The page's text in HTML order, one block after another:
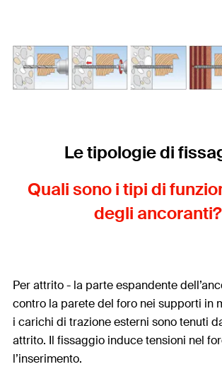
Le tipologie di
Quali sono i tipi di
degli ancoranti?
Per attrito - la parte espandente
contro la parete del foro nei supporti in
i carichi di trazione esterni sono tenuti
attrito. Il fissaggio induce tensioni nel
l’inserimento.